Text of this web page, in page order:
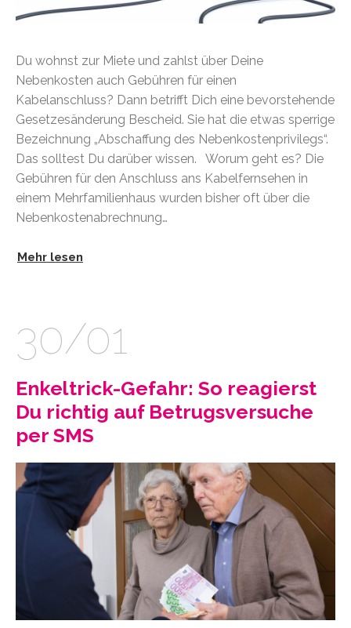
Du wohnst zur Miete und zahlst über Deine
Nebenkosten auch Gebühren für einen
Kabelanschluss? Dann betrifft Dich eine bevorstehende
Gesetzesänderung Bescheid. Sie hat die etwas sperrige
Bezeichnung „Abschaffung des Nebenkostenprivilegs“.
Das solltest Du darüber wissen. Worum geht es? Die
Gebühren für den Anschluss ans Kabelfernsehen in
einem Mehrfamilienhaus wurden bisher oft über die
Nebenkostenabrechnung…
Mehr lesen
30/01
Enkeltrick-Gefahr: So reagierst
Du richtig auf Betrugsversuche
per SMS